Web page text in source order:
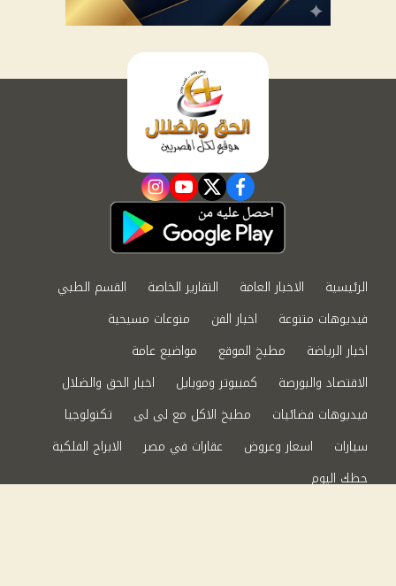
facebook
twitter
youtube
instagram
الرئيسية الاخبار العامة التقارير الخاصة
القسم الطبي
فيديوهات متنوعة
اخبار الفن
منوعات مسيحية
اخبار الرياضة
مطبخ الموقع
مواضيع عامة
الاقتصاد والبورصة
كمبيوتر وموبايل
اخبار الحق والضلال
فيديوهات فضائيات
مطبخ الاكل مع لى لى
تكنولوجيا
سيارات
اسعار وعروض عقارات في مصر
الابراج الفلكية
حظك اليوم